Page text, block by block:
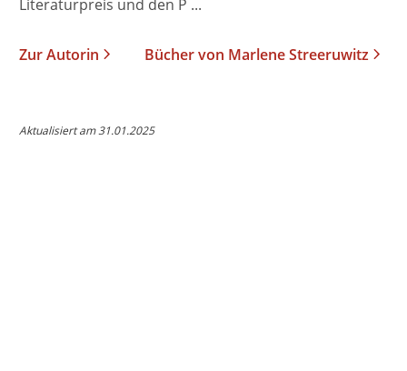
Literaturpreis und den P ...
Zur Autorin Bücher von Marlene Streeruwitz
Aktualisiert am 31.01.2025